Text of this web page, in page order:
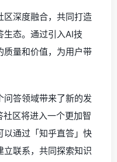
区深度融合，共同打造
生态。通过引入AI技
质量和价值，为用户带
问答领域带来了新的发
区将进入一个更加智
以通过「知乎直答」快
联系，共同探索知识